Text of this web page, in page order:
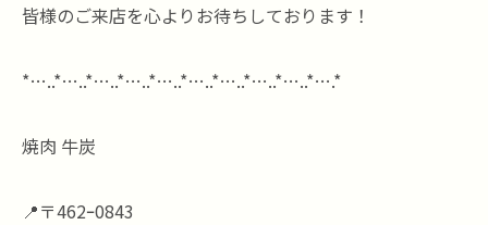
皆様のご来店を心よりお待ちしております！
*…..*…..*…..*…..*…..*…..*…..*…..*…..*….*
焼肉 牛炭
📍〒462ｰ0843